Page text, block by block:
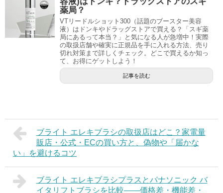
薬局？
VTリードルショット300（話題のブースター美容
液）はドンキやドラッグストアで買える？「スギ薬
局にあるって本当？」と気になる人が急増中！実際
の取扱店舗や確実に正規品を手に入れる方法、売り
切れ対策まで詳しくチェック。どこで買えるか知っ
て、お得にゲットしよう！
記事を読む
ブライト エレキブラシの取扱店はどこ？家電量
販店・公式・ECの買い方と、偽物や「届かな
い」を避けるコツ
ブライト エレキブラシプラスとパナソニック バ
イタリフトブラシを比較——価格差・機能差・